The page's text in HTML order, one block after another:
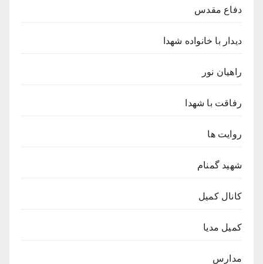
دفاع مقدس
دیدار با خانواده شهدا
راهیان نور
رفاقت با شهدا
روایت ها
شهید گمنام
کانال کمیل
کمیل مدیا
مدارس